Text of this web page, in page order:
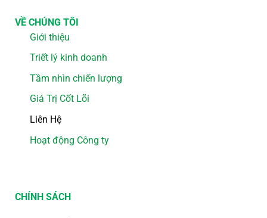
VỀ CHÚNG TÔI
Giới thiệu
Triết lý kinh doanh
Tầm nhìn chiến lượng
Giá Trị Cốt Lõi
Liên Hệ
Hoạt động Công ty
CHÍNH SÁCH